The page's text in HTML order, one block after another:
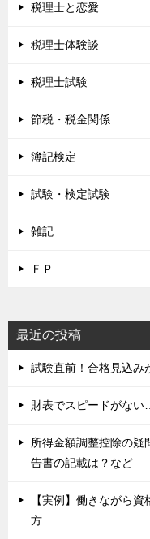
税理士と恋愛
税理士体験談
税理士試験
節税・税金関係
簿記検定
試験・検定試験
雑記
ＦＰ
最近の投稿
試験直前！合格見込み
財表でスピードがない
所得金額調整控除の
告書の記載は？など
【実例】働きながら
方